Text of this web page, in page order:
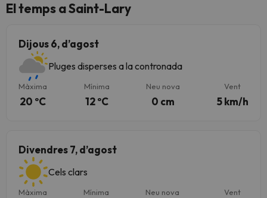
El temps a Saint-Lary
Dijous 6, d’agost
Pluges disperses a la contronada
Màxima
20 ºC
Mínima
12 ºC
Neu nova
0 cm
Vent
5 km/h
Divendres 7, d’agost
Cels clars
Màxima Mínima Neu nova Vent